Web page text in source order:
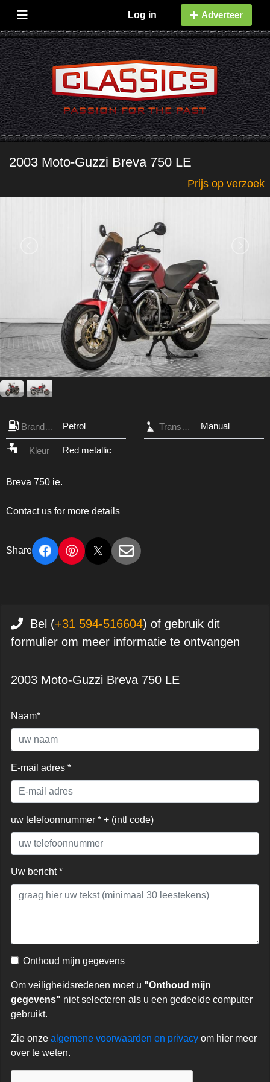
Log in Adverteer
2003 Moto-Guzzi Breva 750 LE
Prijs op verzoek
Brandstof Petrol Transmissie Manual
Kleur Red metallic
Breva 750 ie.
Contact us for more details
Share
Bel (+31 594-516604) of gebruik dit
formulier om meer informatie te ontvangen
2003 Moto-Guzzi Breva 750 LE
Naam*
E-mail adres *
uw telefoonnummer * + (intl code)
Uw bericht *
Onthoud mijn gegevens
Om veiligheidsredenen moet u "Onthoud mijn
gegevens" niet selecteren als u een gedeelde computer
gebruikt.
Zie onze algemene voorwaarden en privacy om hier meer
over te weten.